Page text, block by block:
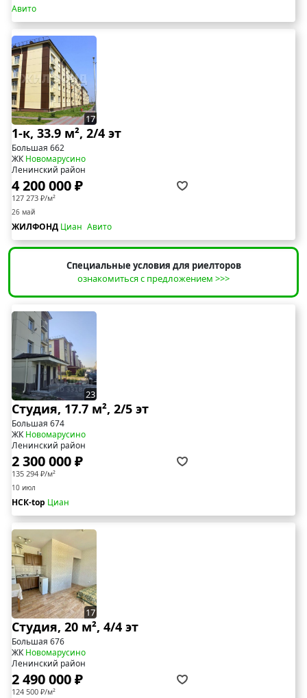
Авито
17
1-к, 33.9 м², 2/4 эт
Большая 662
ЖКНовомарусино
Ленинский район
4 200 000 ₽
127 273 ₽/м²
26 май
ЖИЛФОНД Циан Авито
Специальные условия для риелторов
ознакомиться с предложением >>>
23
Студия, 17.7 м², 2/5 эт
Большая 674
ЖКНовомарусино
Ленинский район
2 300 000 ₽
135 294 ₽/м²
10 июл
НСК-top Циан
17
Студия, 20 м², 4/4 эт
Большая 676
ЖКНовомарусино
Ленинский район
2 490 000 ₽
124 500 ₽/м²